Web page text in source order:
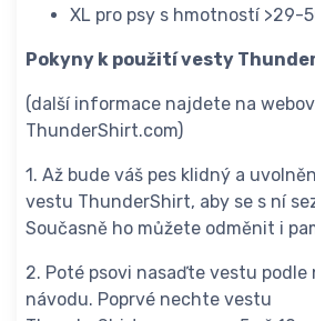
XL pro psy s hmotností >29-
Pokyny k použití vesty
(další informace najdete na
ThunderShirt.com)
1. Až bude váš pes klidný a
vestu ThunderShirt, aby se s ní
Současně ho můžete odměnit i
2. Poté psovi nasaďte vestu podle
návodu. Poprvé nechte vestu